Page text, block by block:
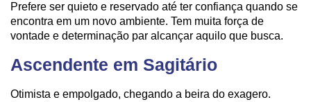
Prefere ser quieto e reservado até ter confiança quando se
encontra em um novo ambiente. Tem muita força de
vontade e determinação par alcançar aquilo que busca.
Ascendente em Sagitário
Otimista e empolgado, chegando a beira do exagero.